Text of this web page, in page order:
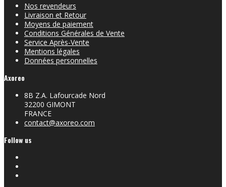
Nos revendeurs
Livraison et Retour
Moyens de paiement
Conditions Générales de Vente
Service Après-Vente
Mentions légales
Données personnelles
Axoreo
8B Z.A. Lafourcade Nord
32200 GIMONT
FRANCE
contact@axoreo.com
Follow us